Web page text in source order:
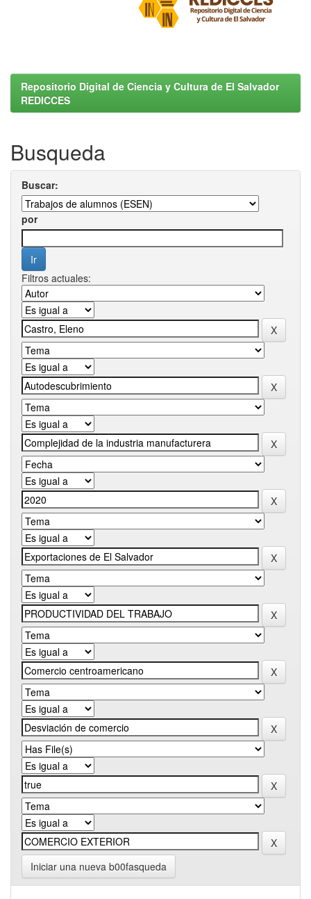
Repositorio Digital de Ciencia y Cultura de El Salvador
REDICCES
Busqueda
Buscar:
por
Filtros actuales:
Iniciar una nueva b00fasqueda